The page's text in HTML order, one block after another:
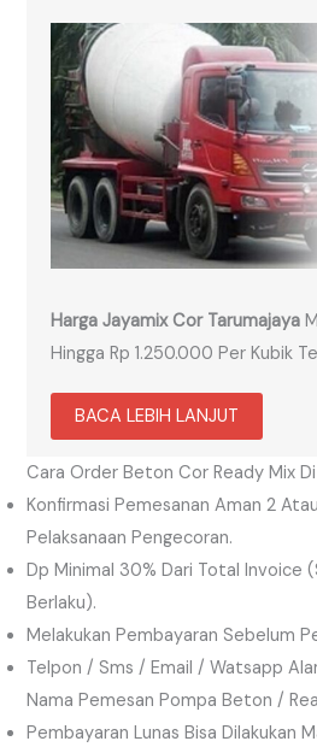
Harga Jayamix Cor Tarumajaya
Hingga Rp 1.250.000 Per Kubik
BACA LEBIH LANJUT
Cara Order Beton Cor Ready Mix
Konfirmasi Pemesanan Aman 2
Pelaksanaan Pengecoran.
Dp Minimal 30% Dari Total Invoice
Berlaku).
Melakukan Pembayaran Sebelum
Telpon / Sms / Email / Watsapp
Nama Pemesan Pompa Beton /
Pembayaran Lunas Bisa Dilakukan